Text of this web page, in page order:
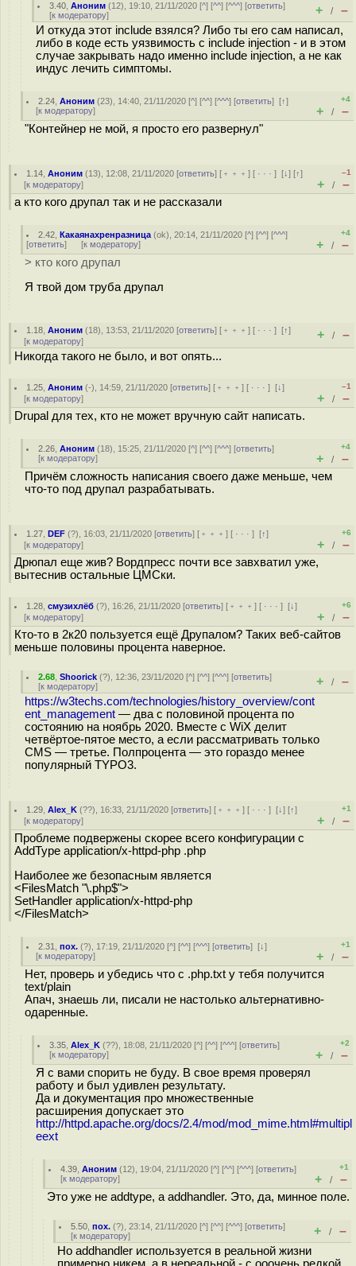
3.40 ,Аноним (12), 19:10, 21/11/2020 [^] [^^] [^^^] [ответить]
[к модератору] + / –
И откуда этот include взялся? Либо ты его сам написал,
либо в коде есть уязвимость с include injection - и в этом
случае закрывать надо именно include injection, а не как
индус лечить симптомы.
2.24 ,Аноним (23), 14:40, 21/11/2020 [^] [^^] [^^^] [ответить][↑]
[к модератору]
+4
+ / –
"Контейнер не мой, я просто его развернул"
1.14 ,Аноним (13), 12:08, 21/11/2020 [ответить] [ ﹢﹢﹢] [ · · ·][↓] [↑]
[к модератору]
–1
+ / –
а кто кого друпал так и не рассказали
2.42 ,Какаянахренразница (ok), 20:14, 21/11/2020 [^] [^^] [^^^]
[ответить] [к модератору]
+4
+ / –
> кто кого друпал
Я твой дом труба друпал
1.18 ,Аноним (18), 13:53, 21/11/2020 [ответить] [ ﹢﹢﹢] [ · · ·][↑]
[к модератору] + / –
Никогда такого не было, и вот опять...
1.25 ,Аноним (-), 14:59, 21/11/2020 [ответить] [ ﹢﹢﹢] [ · · ·][↓]
[к модератору]
–1
+ / –
Drupal для тех, кто не может вручную сайт написать.
2.26 ,Аноним (18), 15:25, 21/11/2020 [^] [^^] [^^^] [ответить]
[к модератору]
+4
+ / –
Причём сложность написания своего даже меньше, чем
что-то под друпал разрабатывать.
1.27 ,DEF (?), 16:03, 21/11/2020 [ответить] [ ﹢﹢﹢] [ · · ·][↑]
[к модератору]
+6
+ / –
Дрюпал еще жив? Вордпресс почти все завхватил уже,
вытеснив остальные ЦМСки.
1.28 ,смузихлёб (?), 16:26, 21/11/2020 [ответить] [ ﹢﹢﹢] [ · · ·][↓]
[к модератору]
+6
+ / –
Кто-то в 2к20 пользуется ещё Друпалом? Таких веб-сайтов
меньше половины процента наверное.
2.68 ,Shoorick (?), 12:36, 23/11/2020 [^] [^^] [^^^] [ответить]
[к модератору] + / –
https://w3techs.com/technologies/history_overview/cont
ent_management — два с половиной процента по
состоянию на ноябрь 2020. Вместе с WiX делит
четвёртое-пятое место, а если рассматривать только
CMS — третье. Полпроцента — это гораздо менее
популярный TYPO3.
1.29 ,Alex_K (??), 16:33, 21/11/2020 [ответить] [ ﹢﹢﹢] [ · · ·][↓] [↑]
[к модератору]
+1
+ / –
Проблеме подвержены скорее всего конфигурации с
AddType application/x-httpd-php .php
Наиболее же безопасным является
<FilesMatch "\.php$">
SetHandler application/x-httpd-php
</FilesMatch>
2.31 ,пох. (?), 17:19, 21/11/2020 [^] [^^] [^^^] [ответить][↓]
[к модератору]
+1
+ / –
Нет, проверь и убедись что с .php.txt у тебя получится
text/plain
Апач, знаешь ли, писали не настолько альтернативно-
одаренные.
3.35 ,Alex_K (??), 18:08, 21/11/2020 [^] [^^] [^^^] [ответить]
[к модератору]
+2
+ / –
Я с вами спорить не буду. В свое время проверял
работу и был удивлен результату.
Да и документация про множественные
расширения допускает это
http://httpd.apache.org/docs/2.4/mod/mod_mime.html#multipl
eext
4.39 ,Аноним (12), 19:04, 21/11/2020 [^] [^^] [^^^] [ответить]
[к модератору]
+1
+ / –
Это уже не addtype, а addhandler. Это, да, минное поле.
5.50 ,пох. (?), 23:14, 21/11/2020 [^] [^^] [^^^] [ответить]
[к модератору] + / –
Но addhandler используется в реальной жизни